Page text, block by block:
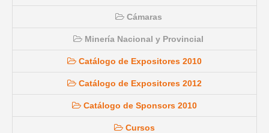
Cámaras
Minería Nacional y Provincial
Catálogo de Expositores 2010
Catálogo de Expositores 2012
Catálogo de Sponsors 2010
Cursos